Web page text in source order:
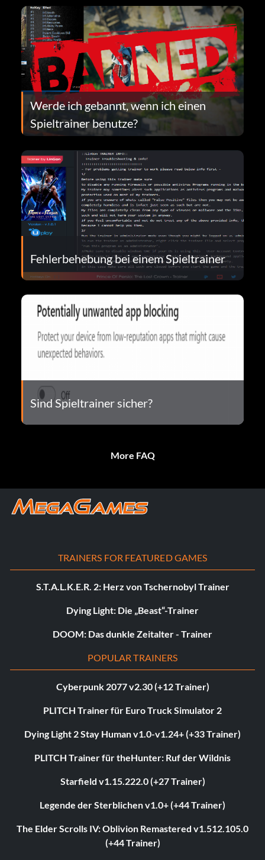
Werde ich gebannt, wenn ich einen
Spieltrainer benutze?
Fehlerbehebung bei einem Spieltrainer
Sind Spieltrainer sicher?
More FAQ
TRAINERS FOR FEATURED GAMES
S.T.A.L.K.E.R. 2: Herz von Tschernobyl Trainer
Dying Light: Die „Beast“-Trainer
DOOM: Das dunkle Zeitalter - Trainer
POPULAR TRAINERS
Cyberpunk 2077 v2.30 (+12 Trainer)
PLITCH Trainer für Euro Truck Simulator 2
Dying Light 2 Stay Human v1.0-v1.24+ (+33 Trainer)
PLITCH Trainer für theHunter: Ruf der Wildnis
Starfield v1.15.222.0 (+27 Trainer)
Legende der Sterblichen v1.0+ (+44 Trainer)
The Elder Scrolls IV: Oblivion Remastered v1.512.105.0
(+44 Trainer)